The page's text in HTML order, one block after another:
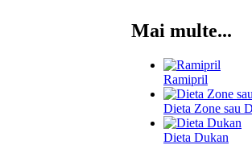
Mai multe...
Ramipril
Dieta Zone sau
Dieta Dukan